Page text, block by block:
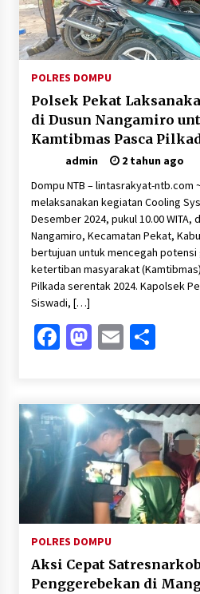
POLRES DOMPU
Polsek Pekat
di Dusun Nangamiro
Kamtibmas Pasca
admin
2 tahun ago
Dompu NTB – lintasrakyat-ntb.com
melaksanakan kegiatan Cooling
Desember 2024, pukul 10.00 WITA,
Nangamiro, Kecamatan Pekat,
bertujuan untuk mencegah potensi
ketertiban masyarakat
Pilkada serentak 2024. Kapolsek
Siswadi, […]
Facebook
Mastodon
Email
POLRES DOMPU
Aksi Cepat
Penggerebekan di